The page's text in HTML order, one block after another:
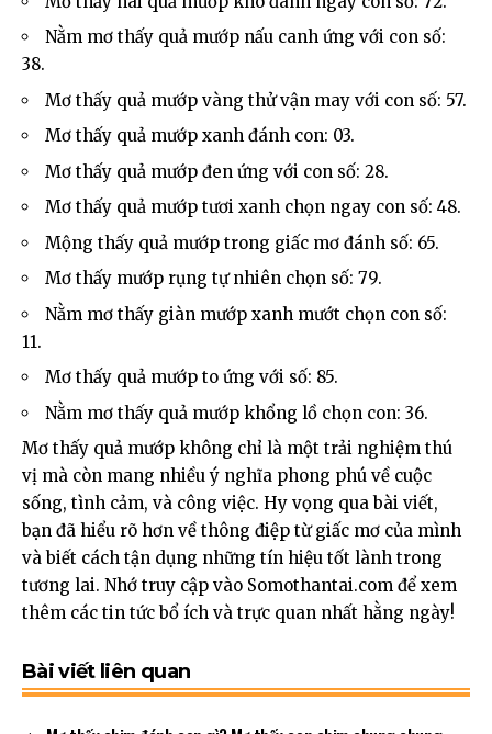
Nằm mơ thấy quả mướp nấu canh ứng với con số:
38.
Mơ thấy quả mướp vàng thử vận may với con số: 57.
Mơ thấy quả mướp xanh đánh con: 03.
Mơ thấy quả mướp đen ứng với con số: 28.
Mơ thấy quả mướp tươi xanh chọn ngay con số: 48.
Mộng thấy quả mướp trong giấc mơ đánh số: 65.
Mơ thấy mướp rụng tự nhiên chọn số: 79.
Nằm mơ thấy giàn mướp xanh mướt chọn con số:
11.
Mơ thấy quả mướp to ứng với số: 85.
Nằm mơ thấy quả mướp khổng lồ chọn con: 36.
Mơ thấy quả mướp không chỉ là một trải nghiệm thú
vị mà còn mang nhiều ý nghĩa phong phú về cuộc
sống, tình cảm, và công việc. Hy vọng qua bài viết,
bạn đã hiểu rõ hơn về thông điệp từ giấc mơ của mình
và biết cách tận dụng những tín hiệu tốt lành trong
tương lai. Nhớ truy cập vào Somothantai.com để xem
thêm các tin tức bổ ích và trực quan nhất hằng ngày!
Bài viết liên quan